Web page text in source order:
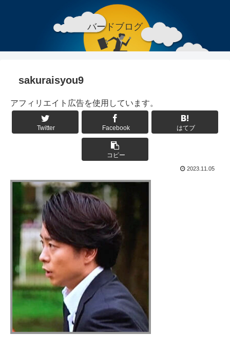
バードブログ
sakuraisyou9
アフィリエイト広告を使用しています。
Twitter Facebook はてブ
コピー
2023.11.05